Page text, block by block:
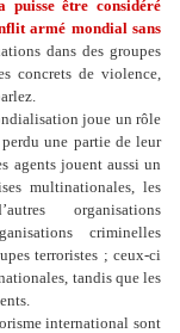
puisse être considéré
armé mondial sans
dans des groupes
concrets de violence,
joue un rôle
une partie de leur
agents jouent aussi un
multinationales, les
organisations
criminelles
terroristes ; ceux-ci
tandis que les
international sont